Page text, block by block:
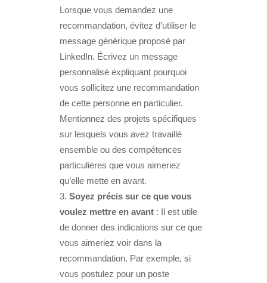
Lorsque vous demandez une
recommandation, évitez d’utiliser le
message générique proposé par
LinkedIn. Écrivez un message
personnalisé expliquant pourquoi
vous sollicitez une recommandation
de cette personne en particulier.
Mentionnez des projets spécifiques
sur lesquels vous avez travaillé
ensemble ou des compétences
particulières que vous aimeriez
qu’elle mette en avant.
Soyez précis sur ce que vous
voulez mettre en avant : Il est utile
de donner des indications sur ce que
vous aimeriez voir dans la
recommandation. Par exemple, si
vous postulez pour un poste